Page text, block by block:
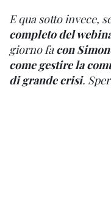
E qua sotto invece,
completo del
giorno facon
come gestire la
di grande crisi.